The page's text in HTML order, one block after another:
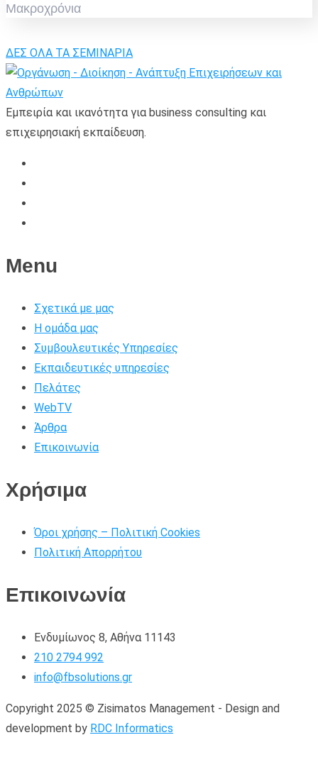
Μακροχρόνια
ΔΕΣ ΟΛΑ ΤΑ ΣΕΜΙΝΑΡΙΑ
Εμπειρία και ικανότητα για business consulting και
επιχειρησιακή εκπαίδευση.
Menu
Σχετικά με μας
Η ομάδα μας
Συμβουλευτικές Υπηρεσίες
Εκπαιδευτικές υπηρεσίες
Πελάτες
WebTV
Άρθρα
Επικοινωνία
Χρήσιμα
Όροι χρήσης – Πολιτική Cookies
Πολιτική Απορρήτου
Επικοινωνία
Ενδυμίωνος 8, Αθήνα 11143
210 2794 992
info@fbsolutions.gr
Copyright 2025 © Zisimatos Management - Design and
development by RDC Informatics